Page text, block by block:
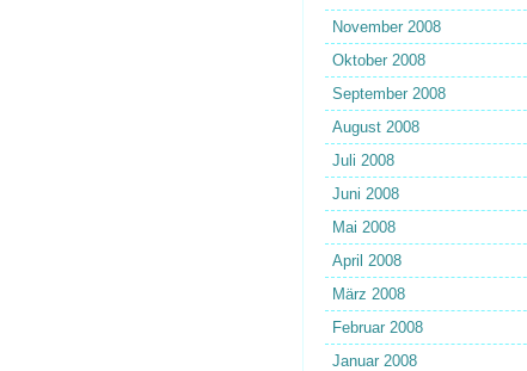
November 2008
Oktober 2008
September 2008
August 2008
Juli 2008
Juni 2008
Mai 2008
April 2008
März 2008
Februar 2008
Januar 2008